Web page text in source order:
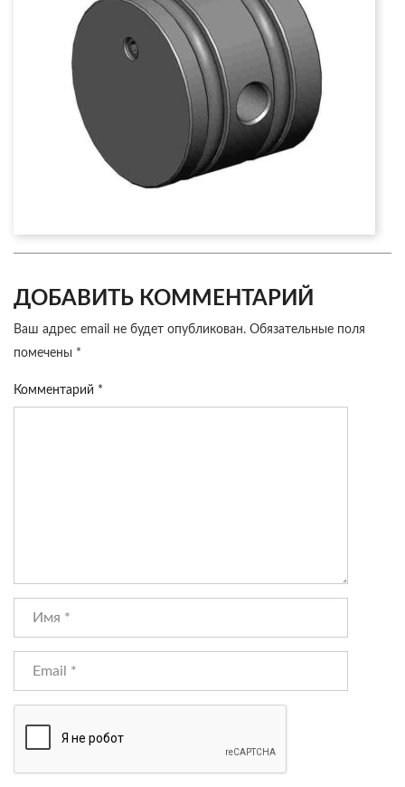
ДОБАВИТЬ КОММЕНТАРИЙ
Ваш адрес email не будет опубликован. Обязательные поля
помечены *
Комментарий *